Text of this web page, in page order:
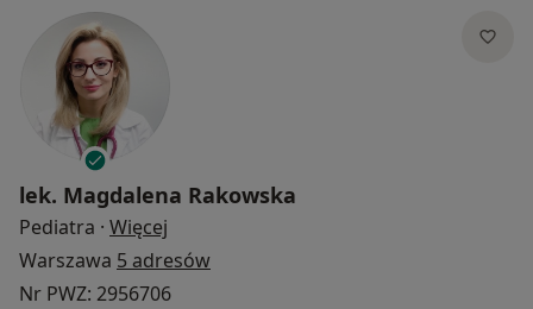
lek. Magdalena Rakowska
Pediatra · Więcej
Warszawa 5 adresów
Nr PWZ: 2956706